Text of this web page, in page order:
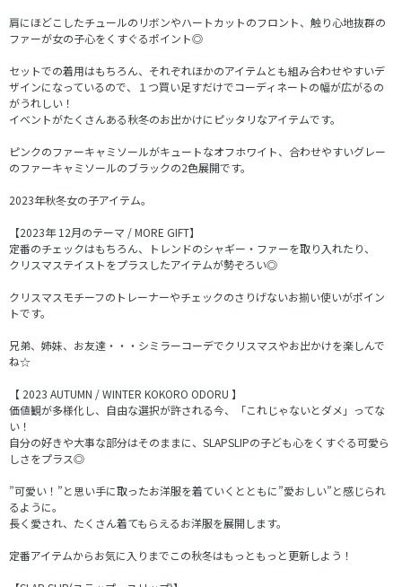
肩にほどこしたチュールのリボンやハートカットのフロント、触り心地抜群の
ファーが女の子心をくすぐるポイント◎
セットでの着用はもちろん、それぞれほかのアイテムとも組み合わせやすいデ
ザインになっているので、１つ買い足すだけでコーディネートの幅が広がるの
がうれしい！
イベントがたくさんある秋冬のお出かけにピッタリなアイテムです。
ピンクのファーキャミソールがキュートなオフホワイト、合わせやすいグレー
のファーキャミソールのブラックの2色展開です。
2023年秋冬女の子アイテム。
【2023年 12月のテーマ / MORE GIFT】
定番のチェックはもちろん、トレンドのシャギー・ファーを取り入れたり、
クリスマステイストをプラスしたアイテムが勢ぞろい◎
クリスマスモチーフのトレーナーやチェックのさりげないお揃い使いがポイン
トです。
兄弟、姉妹、お友達・・・シミラーコーデでクリスマスやお出かけを楽しんで
ね☆
【 2023 AUTUMN / WINTER KOKORO ODORU 】
価値観が多様化し、自由な選択が許される今、「これじゃないとダメ」ってな
い！
自分の好きや大事な部分はそのままに、SLAPSLIPの子ども心をくすぐる可愛ら
しさをプラス◎
”可愛い！”と思い手に取ったお洋服を着ていくとともに”愛おしい”と感じられ
るように。
長く愛され、たくさん着てもらえるお洋服を展開します。
定番アイテムからお気に入りまでこの秋冬はもっともっと更新しよう！